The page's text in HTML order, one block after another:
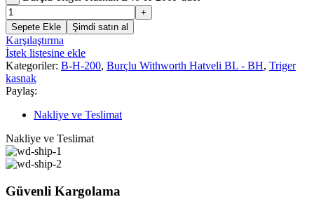
Sepete Ekle Şimdi satın al
Karşılaştırma
İstek listesine ekle
Kategoriler: B-H-200, Burçlu Withworth Hatveli BL - BH, Triger
kasnak
Paylaş:
Nakliye ve Teslimat
Nakliye ve Teslimat
Güvenli Kargolama